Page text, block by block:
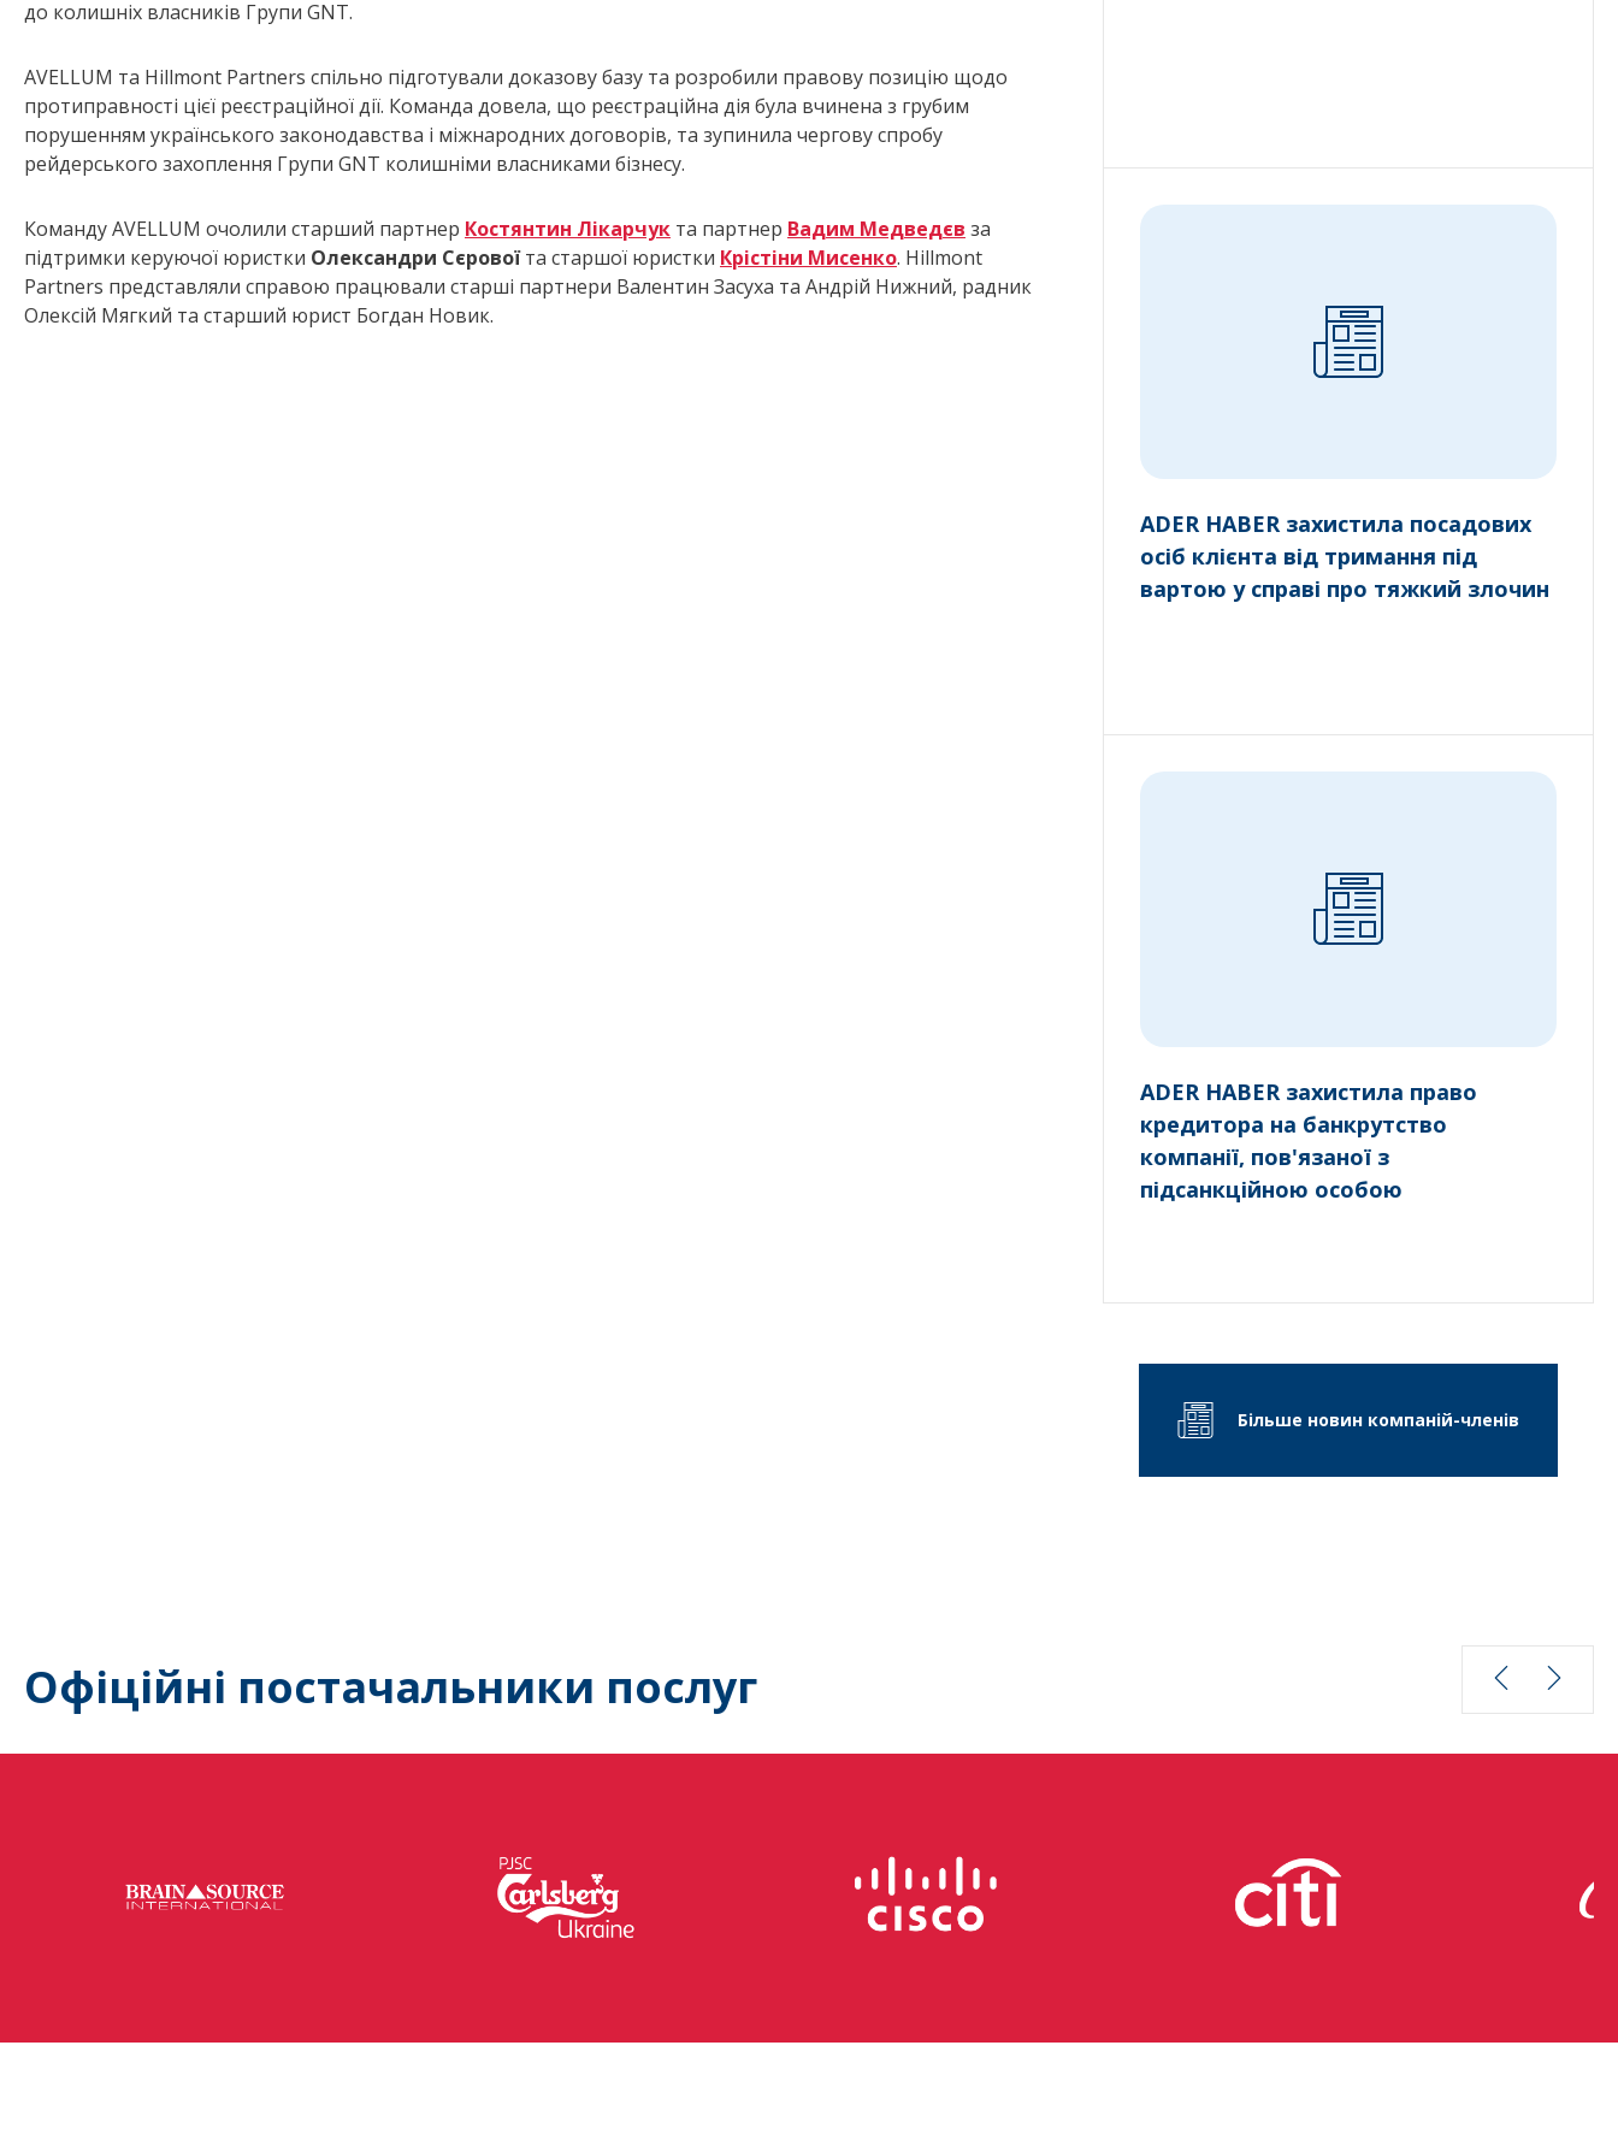
до колишніх власників Групи GNT.
AVELLUM та Hillmont Partners спільно підготували доказову базу та розробили правову позицію щодо
протиправності цієї реєстраційної дії. Команда довела, що реєстраційна дія була вчинена з грубим
порушенням українського законодавства і міжнародних договорів, та зупинила чергову спробу
рейдерського захоплення Групи GNT колишніми власниками бізнесу.
Команду AVELLUM очолили старший партнер Костянтин Лікарчук та партнер Вадим Медведєв за
підтримки керуючої юристки Олександри Сєровоїта старшої юристки Крістіни Мисенко. Hillmont
Partners представляли справою працювали старші партнери Валентин Засуха та Андрій Нижний, радник
Олексій Мягкий та старший юрист Богдан Новик.
ADER HABER захистила посадових
осіб клієнта від тримання під
вартою у справі про тяжкий злочин
ADER HABER захистила право
кредитора на банкрутство
компанії, пов'язаної з
підсанкційною особою
Більше новин компаній-членів
Офіційні постачальники послуг